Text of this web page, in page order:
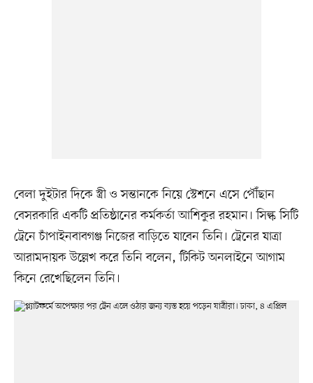
বেলা দুইটার দিকে স্ত্রী ও সন্তানকে নিয়ে স্টেশনে এসে পৌঁছান
বেসরকারি একটি প্রতিষ্ঠানের কর্মকর্তা আশিকুর রহমান। সিল্ক সিটি
ট্রেনে চাঁপাইনবাবগঞ্জ নিজের বাড়িতে যাবেন তিনি। ট্রেনের যাত্রা
আরামদায়ক উল্লেখ করে তিনি বলেন, টিকিট অনলাইনে আগাম
কিনে রেখেছিলেন তিনি।